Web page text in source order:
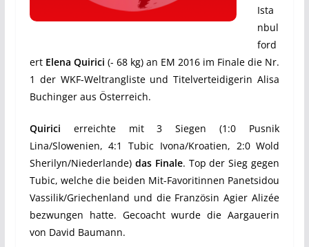
Ista
nbul
ford
ert Elena Quirici (- 68 kg) an EM 2016 im Finale die Nr.
1 der WKF-Weltrangliste und Titelverteidigerin Alisa
Buchinger aus Österreich.
Quirici erreichte mit 3 Siegen (1:0 Pusnik
Lina/Slowenien, 4:1 Tubic Ivona/Kroatien, 2:0 Wold
Sherilyn/Niederlande) das Finale. Top der Sieg gegen
Tubic, welche die beiden Mit-Favoritinnen Panetsidou
Vassilik/Griechenland und die Französin Agier Alizée
bezwungen hatte. Gecoacht wurde die Aargauerin
von David Baumann.